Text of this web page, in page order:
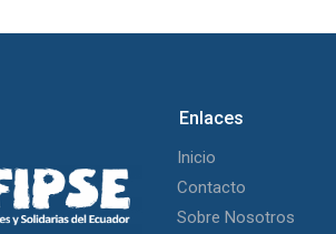
Enlaces
Inicio
Contacto
Sobre Nosotros